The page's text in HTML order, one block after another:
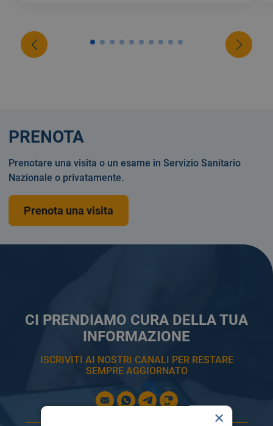
CI PRENDIAMO CURA DELLA TUA
INFORMAZIONE
ISCRIVITI AI NOSTRI CANALI PER RESTARE
SEMPRE AGGIORNATO
PRENOTA
Prenotare una visita o un esame in Servizio Sanitario
Nazionale o privatamente.
Prenota una visita
×